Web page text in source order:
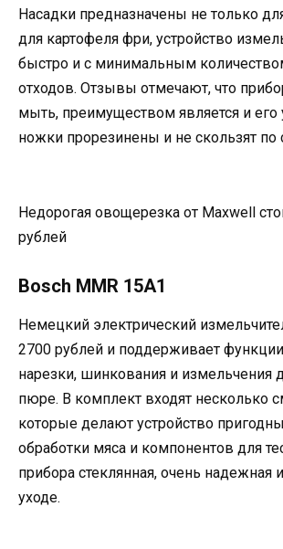
Насадки предназначены не только
для картофеля фри, устройство
быстро и с минимальным
отходов. Отзывы отмечают, что
мыть, преимуществом является и его
ножки прорезинены и не скользят по
Недорогая овощерезка от Maxwell
рублей
Bosch MMR 15A1
Немецкий электрический
2700 рублей и поддерживает
нарезки, шинкования и измельчения
пюре. В комплект входят несколько
которые делают устройство
обработки мяса и компонентов для
прибора стеклянная, очень надежная
уходе.